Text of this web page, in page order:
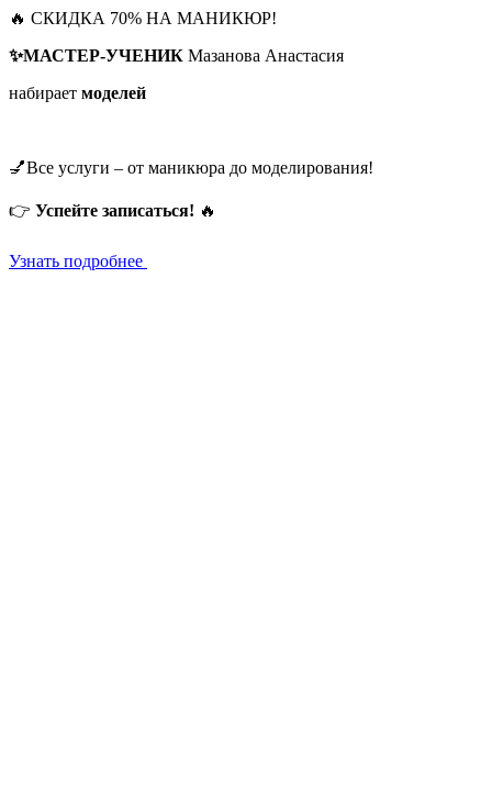
🔥 СКИДКА 70% НА МАНИКЮР!
✨МАСТЕР-УЧЕНИК Мазанова Анастасия
набирает моделей
💅Все услуги – от маникюра до моделирования!
👉 Успейте записаться! 🔥
Узнать подробнее